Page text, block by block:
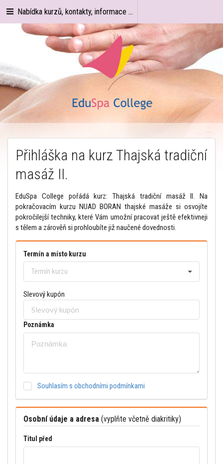
Nabídka kurzů, kontakty, informace ...
Přihláška na kurz Thajská tradiční
masáž II.
EduSpa College pořádá kurz: Thajská tradiční masáž II. Na
pokračovacím kurzu NUAD BORAN thajské masáže si osvojíte
pokročilejší techniky, které Vám umožní pracovat ještě efektivneji
s tělem a zárověň si prohloubíte již naučené dovednosti.
Termín a místo kurzu
Termín kurzu
Slevový kupón
Poznámka
Souhlasím s obchodními podmínkami
Osobní údaje a adresa (vyplňte včetně diakritiky)
Titul před